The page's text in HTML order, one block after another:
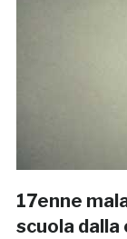
17enne
scuola dalla